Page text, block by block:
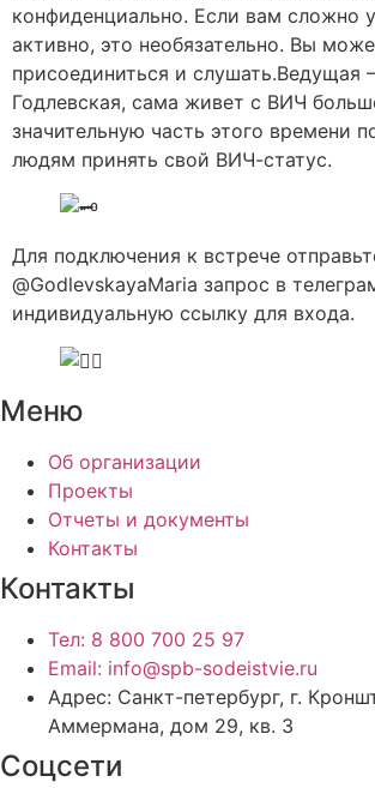
конфиденциально. Если вам сложно
активно, это необязательно. Вы
присоединиться и
Годлевская, сама живет с ВИЧ
значительную часть этого времени
людям принять свой ВИЧ-статус.
Для подключения к встрече
@GodlevskayaMaria запрос в
индивидуальную ссылку для входа.
Меню
Об организации
Проекты
Отчеты и документы
Контакты
Контакты
Тел: 8 800 700 25 97
Email: info@spb-sodeistvie.ru
Адрес: Санкт-петербург, г.
Аммермана, дом 29, кв. 3
Соцсети